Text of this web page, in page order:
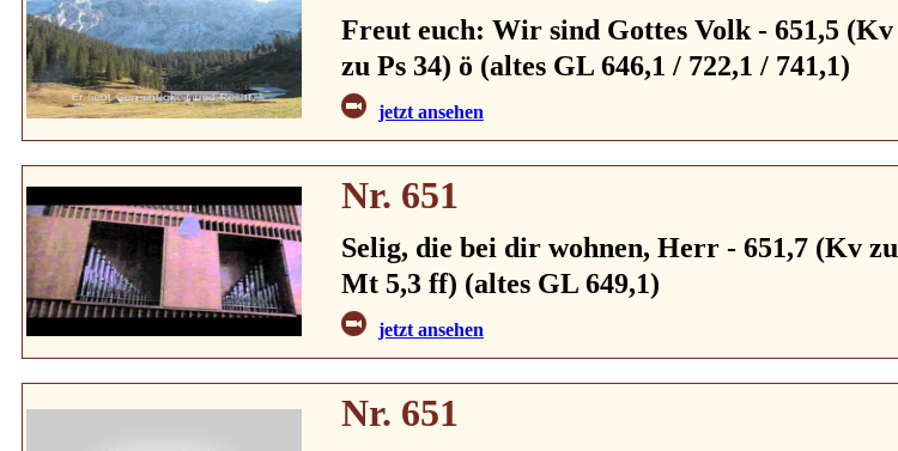
Freut euch: Wir sind Gottes Volk - 651,5 (Kv
zu Ps 34) ö (altes GL 646,1 / 722,1 / 741,1)
jetzt ansehen
Nr. 651
Selig, die bei dir wohnen, Herr - 651,7 (Kv zu
Mt 5,3 ff) (altes GL 649,1)
jetzt ansehen
Nr. 651